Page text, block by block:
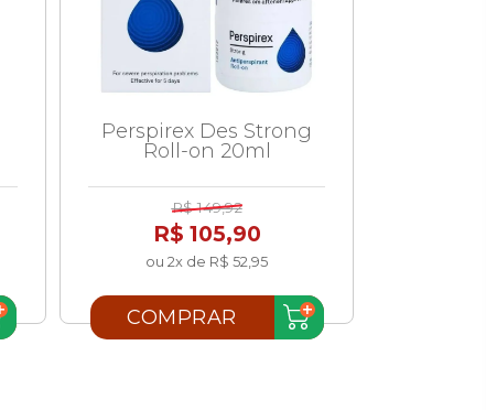
Perspirex Des Strong
Roll-on 20ml
R$ 149,92
R$ 105,90
ou 2x de R$ 52,95
COMPRAR